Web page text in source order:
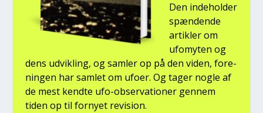
Den inde­hol­der
spæn­den­de
artik­ler om
ufo­myten og
dens udvik­ling, og sam­ler op på den viden, for­e­
nin­gen har sam­let om ufo­er. Og tager nog­le af
de mest kend­te ufo-obser­va­tio­ner gen­nem
tiden op til for­ny­et revi­sion.